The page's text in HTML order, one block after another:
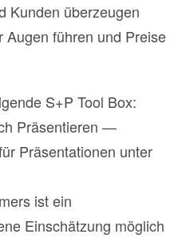
Kunden überzeugen
Augen führen und Preise
S+P Tool Box:
Präsentieren —
Präsentationen unter
ist ein
Einschätzung möglich